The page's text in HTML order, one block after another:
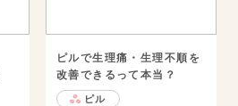
ピルで生理痛・生理不順を
改善できるって本当？
ピル